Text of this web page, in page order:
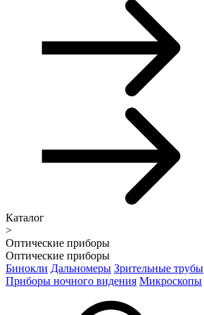
Каталог
>
Оптические приборы
Оптические приборы
Бинокли Дальномеры Зрительные трубы
Приборы ночного видения Микроскопы